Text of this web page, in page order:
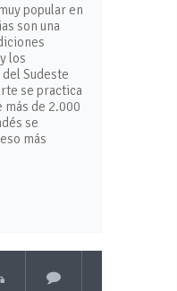
popular en
son una
los
Sudeste
se practica
más de 2.000
se
más